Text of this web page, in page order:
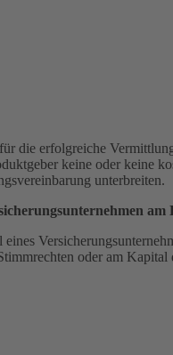
die erfolgreiche
keine oder keine
unterbreiten.
oder am Kapital